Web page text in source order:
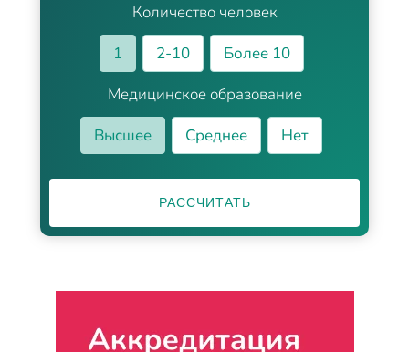
Количество человек
1
2-10
Более 10
Медицинское образование
Высшее
Среднее Нет
РАССЧИТАТЬ